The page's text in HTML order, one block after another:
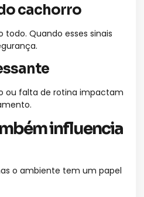
cachorro
Quando esses sinais
ou falta de rotina impactam
influencia
o ambiente tem um papel